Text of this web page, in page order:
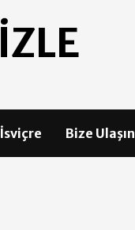
İsviçre Bize Ulaşın